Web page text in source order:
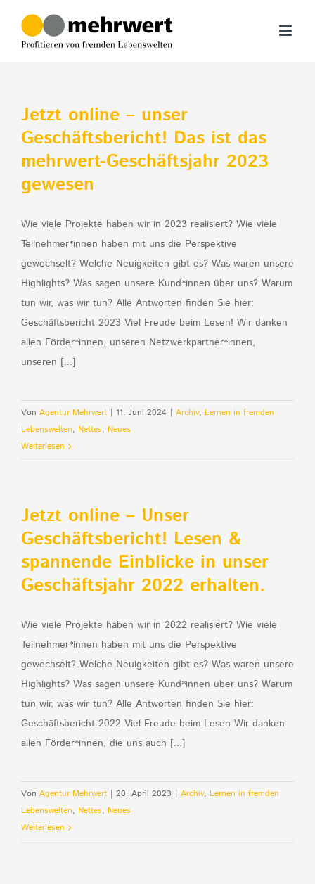
Inhalt
springen
Jetzt online – unser
Geschäftsbericht! Das ist das
mehrwert-Geschäftsjahr 2023
gewesen
Wie viele Projekte haben wir in 2023 realisiert? Wie viele
Teilnehmer*innen haben mit uns die Perspektive
gewechselt? Welche Neuigkeiten gibt es? Was waren unsere
Highlights? Was sagen unsere Kund*innen über uns? Warum
tun wir, was wir tun? Alle Antworten finden Sie hier:
Geschäftsbericht 2023 Viel Freude beim Lesen! Wir danken
allen Förder*innen, unseren Netzwerkpartner*innen,
unseren [...]
Von Agentur Mehrwert | 11. Juni 2024 | Archiv, Lernen in fremden
Lebenswelten, Nettes, Neues
Weiterlesen
Jetzt online – Unser
Geschäftsbericht! Lesen &
spannende Einblicke in unser
Geschäftsjahr 2022 erhalten.
Wie viele Projekte haben wir in 2022 realisiert? Wie viele
Teilnehmer*innen haben mit uns die Perspektive
gewechselt? Welche Neuigkeiten gibt es? Was waren unsere
Highlights? Was sagen unsere Kund*innen über uns? Warum
tun wir, was wir tun? Alle Antworten finden Sie hier:
Geschäftsbericht 2022 Viel Freude beim Lesen Wir danken
allen Förder*innen, die uns auch [...]
Von Agentur Mehrwert | 20. April 2023 | Archiv, Lernen in fremden
Lebenswelten, Nettes, Neues
Weiterlesen